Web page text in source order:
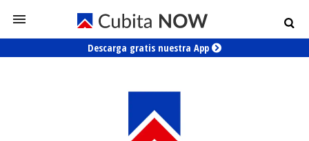
Descarga gratis nuestra App